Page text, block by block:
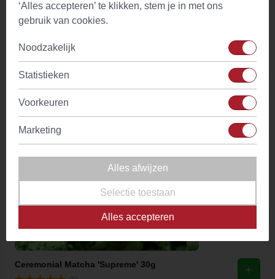
Matcha Poeder Cooking / Smoothies (Food grade)
Op voorraad Vanaf € 3,82
Ceremonial Matcha 'Supreme' 30g
‘Alles accepteren’ te klikken, stem je in met ons
gebruik van cookies.
Noodzakelijk
Statistieken
Voorkeuren
Marketing
Alles afwijzen
Selectie toestaan
Alles accepteren